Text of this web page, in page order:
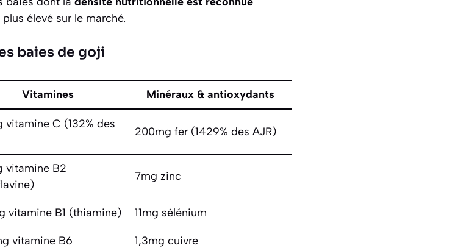
élevé sur le marché.
baies de goji
Vitamines Minéraux & antioxydants
vitamine C (132% des
200mg fer (1429% des AJR)
vitamine B2
7mg zinc
vitamine B1 (thiamine) 11mg sélénium
vitamine B6 1,3mg cuivre